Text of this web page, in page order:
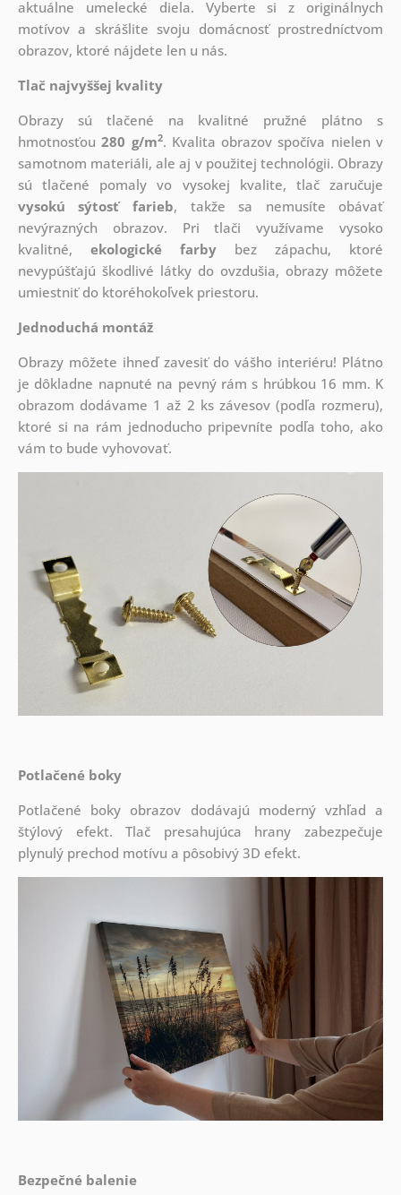
aktuálne umelecké diela. Vyberte si z originálnych
motívov a skrášlite svoju domácnosť prostredníctvom
obrazov, ktoré nájdete len u nás.
Tlač najvyššej kvality
Obrazy sú tlačené na kvalitné pružné plátno s
hmotnosťou280 g/m2. Kvalita obrazov spočíva nielen v
samotnom materiáli, ale aj v použitej technológii. Obrazy
sú tlačené pomaly vo vysokej kvalite, tlač zaručuje
vysokú sýtosť farieb, takže sa nemusíte obávať
nevýrazných obrazov. Pri tlači využívame vysoko
kvalitné, ekologické farby bez zápachu, ktoré
nevypúšťajú škodlivé látky do ovzdušia, obrazy môžete
umiestniť do ktoréhokoľvek priestoru.
Jednoduchá montáž
Obrazy môžete ihneď zavesiť do vášho interiéru! Plátno
je dôkladne napnuté na pevný rám s hrúbkou 16 mm. K
obrazom dodávame 1 až 2 ks závesov (podľa rozmeru),
ktoré si na rám jednoducho pripevníte podľa toho, ako
vám to bude vyhovovať.
Potlačené boky
Potlačené boky obrazov dodávajú moderný vzhľad a
štýlový efekt. Tlač presahujúca hrany zabezpečuje
plynulý prechod motívu a pôsobivý 3D efekt.
Bezpečné balenie